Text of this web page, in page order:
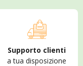
Supporto clienti
a tua disposizione